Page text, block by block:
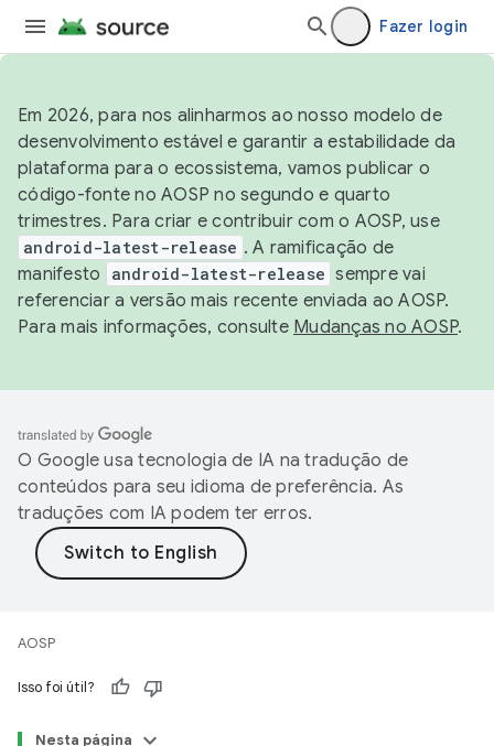
Fazer login
Em 2026, para nos alinharmos ao nosso modelo de
desenvolvimento estável e garantir a estabilidade da
plataforma para o ecossistema, vamos publicar o
código-fonte no AOSP no segundo e quarto
trimestres. Para criar e contribuir com o AOSP, use
android-latest-release . A ramificação de
manifesto
android-latest-release sempre vai
referenciar a versão mais recente enviada ao AOSP.
Para mais informações, consulte Mudanças no AOSP.
O Google usa tecnologia de IA na tradução de
conteúdos para seu idioma de preferência. As
traduções com IA podem ter erros.
AOSP
Isso foi útil?
Nesta página